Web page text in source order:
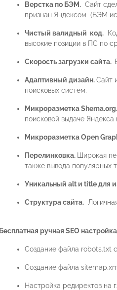
Верстка по БЭМ.Сайт
признан Яндексом (БЭМ
Чистый валидный код.
высокие позиции в ПС по
Скорость загрузки сайта.
Адаптивный дизайн.Сайт
поисковых систем.
Микроразметка Shema.org.
поисковой выдаче Яндекса
Микроразметка Open
Перелинковка. Широкая
также вывода популярных
Уникальный alt и title для
Структура сайта.
Бесплатная ручная SEO
Создание файла robots.txt
Создание файла
Настройка редиректов на